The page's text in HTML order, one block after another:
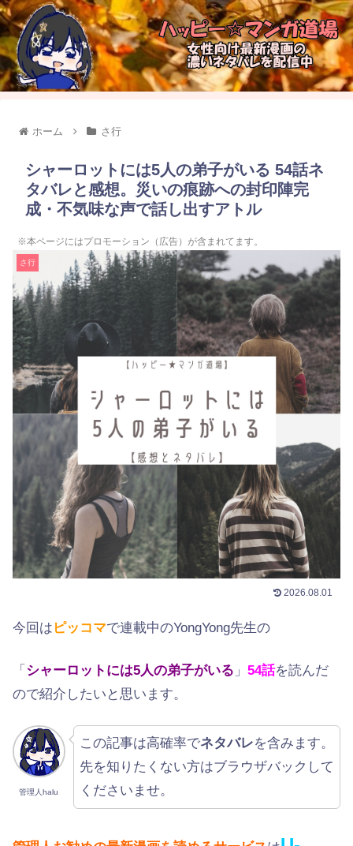
ホーム さ行
シャーロットには5人の弟子がいる 54話ネ
タバレと感想。災いの痕跡への封印陣完
成・不気味な声で話し出すアトル
※本ページにはプロモーション（広告）が含まれてます。
さ行
2026.08.01
今回は ピッコマで連載中のYongYong先生の
「 シャーロットには5人の弟子がいる 」 54話を読んだ
ので紹介したいと思います。
管理人halu
この記事は高確率でネタバレを含みます。
先を知りたくない方はブラウザバックして
くださいませ。